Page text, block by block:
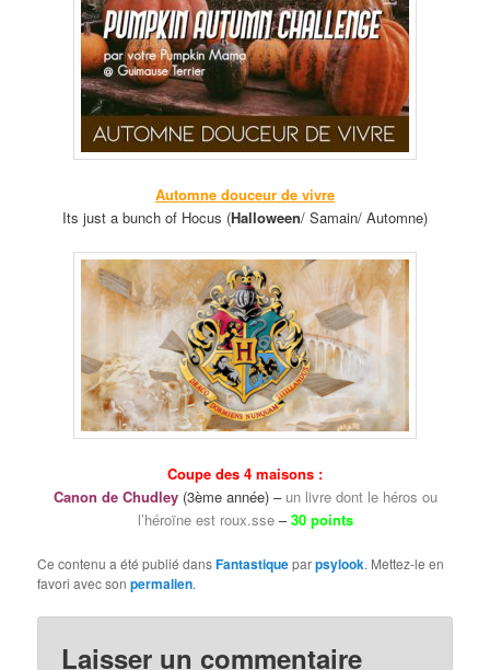
Automne douceur de vivre
Its just a bunch of Hocus (Halloween/ Samain/ Automne)
Coupe des 4 maisons :
Canon de Chudley(3ème année) – un livre dont le héros ou
l’héroïne est roux.sse–30 points
Ce contenu a été publié dansFantastiqueparpsylook. Mettez-le en
favori avec sonpermalien.
Laisser un commentaire